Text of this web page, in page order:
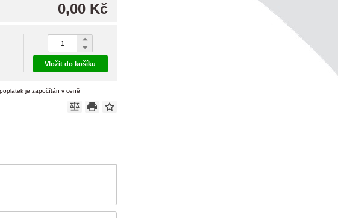
0,00 Kč
Vložit do košíku
je započítán v ceně